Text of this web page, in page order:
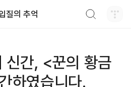
질의 추억
신간, <꾼의 황금
하였습니다.